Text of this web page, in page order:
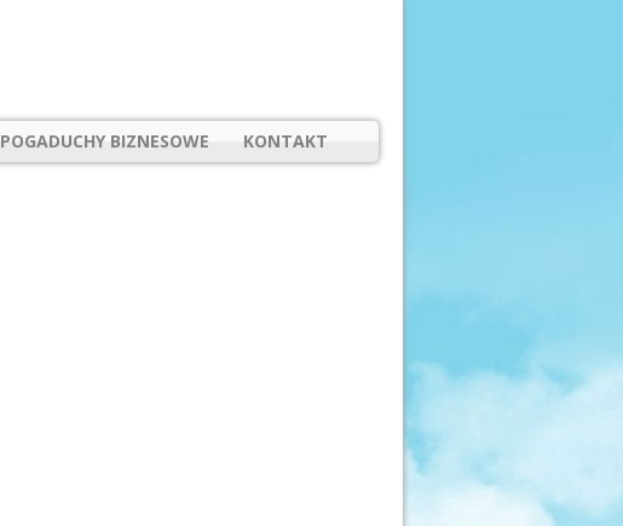
POGADUCHY BIZNESOWE KONTAKT